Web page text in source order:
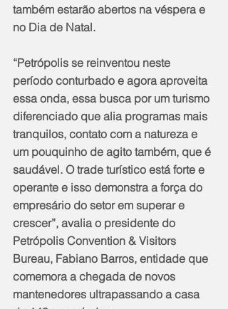
também estarão abertos na véspera e
no Dia de Natal.
“Petrópolis se reinventou neste
período conturbado e agora aproveita
essa onda, essa busca por um turismo
diferenciado que alia programas mais
tranquilos, contato com a natureza e
um pouquinho de agito também, que é
saudável. O trade turístico está forte e
operante e isso demonstra a força do
empresário do setor em superar e
crescer”, avalia o presidente do
Petrópolis Convention & Visitors
Bureau, Fabiano Barros, entidade que
comemora a chegada de novos
mantenedores ultrapassando a casa